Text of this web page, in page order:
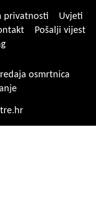
privatnosti
Uvjeti
Pošalji vijest
osmrtnica